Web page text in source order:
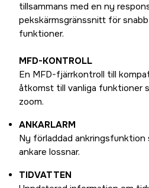
tillsammans med en ny
pekskärmsgränssnitt för
funktioner.
MFD-KONTROLL
En MFD-fjärrkontroll till
åtkomst till vanliga funktioner
zoom.
ANKARLARM
Ny förladdad ankringsfunktion
ankare lossnar.
TIDVATTEN